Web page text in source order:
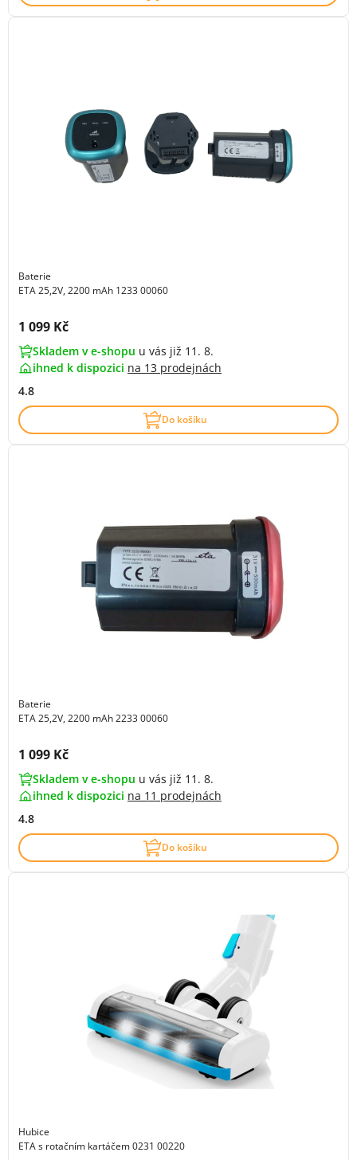
Baterie
ETA 25,2V, 2200 mAh 1233 00060
Cena s DPH:
1 099 Kč
Skladem v e-shopu u vás již 11. 8.
ihned k dispozici na 13 prodejnách
4.8
Do košíku
Baterie
ETA 25,2V, 2200 mAh 2233 00060
Cena s DPH:
1 099 Kč
Skladem v e-shopu u vás již 11. 8.
ihned k dispozici na 11 prodejnách
4.8
Do košíku
Hubice
ETA s rotačním kartáčem 0231 00220